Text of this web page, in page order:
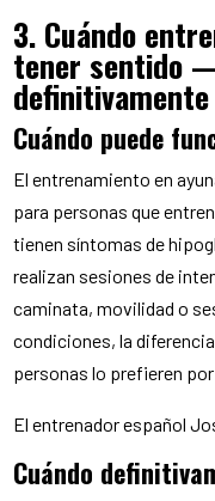
3. Cuándo
tener sentido
Cuándo puede
El entrenamiento en
para personas que
tienen síntomas de
realizan sesiones de
caminata, movilidad o
condiciones, la
personas lo prefieren
El entrenador español
Cuándo